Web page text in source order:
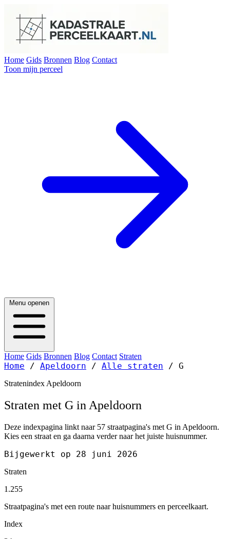
Home Gids Bronnen Blog Contact
Toon mijn perceel
Menu openen
Home Gids Bronnen Blog Contact Straten
Home / Apeldoorn / Alle straten / G
Stratenindex Apeldoorn
Straten met G in Apeldoorn
Deze indexpagina linkt naar 57 straatpagina's met G in Apeldoorn.
Kies een straat en ga daarna verder naar het juiste huisnummer.
Bijgewerkt op 28 juni 2026
Straten
1.255
Straatpagina's met een route naar huisnummers en perceelkaart.
Index